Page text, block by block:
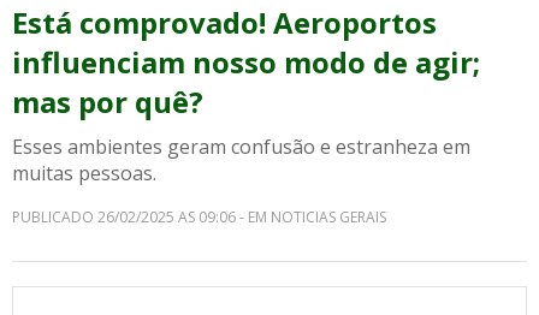
Está comprovado! Aeroportos
influenciam nosso modo de agir;
mas por quê?
Esses ambientes geram confusão e estranheza em
muitas pessoas.
PUBLICADO 26/02/2025 AS 09:06 - EM NOTICIAS GERAIS